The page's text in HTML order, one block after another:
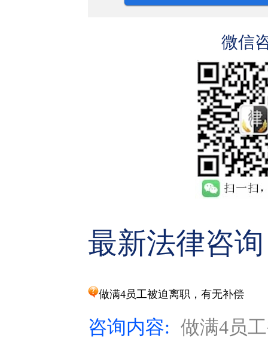
微信
最新法律咨询
做满4员工被迫离职，有无补偿
咨询内容: 做满4员